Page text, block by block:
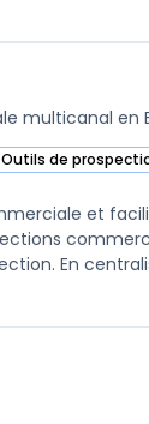
multicanal en
Outils de
AiSDR dans
et
En